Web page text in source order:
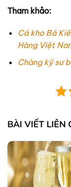
Tham khảo:
Cá kho Bá
Hàng Việt
Chàng kỹ sư
BÀI VIẾT LIÊN